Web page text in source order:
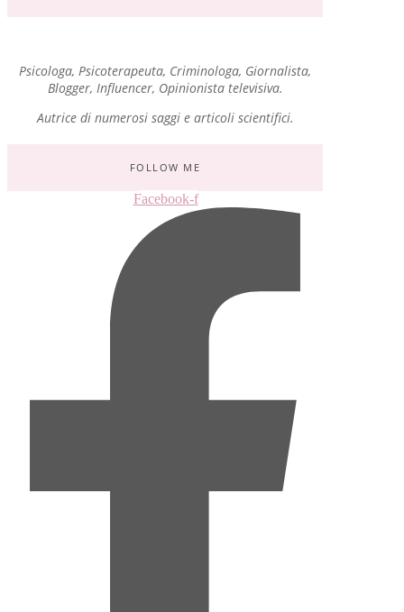
Psicologa, Psicoterapeuta, Criminologa, Giornalista,
Blogger, Influencer, Opinionista televisiva.
Autrice di numerosi saggi e articoli scientifici.
FOLLOW ME
Facebook-f